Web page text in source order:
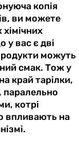
копія
ви можете
у вас є дві
можуть
смак. Тож у
край тарілки,
паралельно
котрі
впливають на